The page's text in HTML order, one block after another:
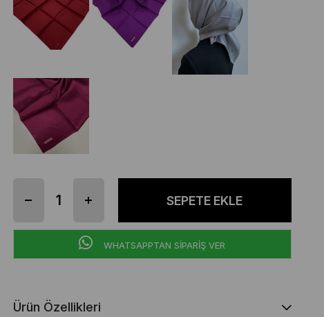
WHATSAPPTAN SİPARİŞ VER
Ürün Özellikleri